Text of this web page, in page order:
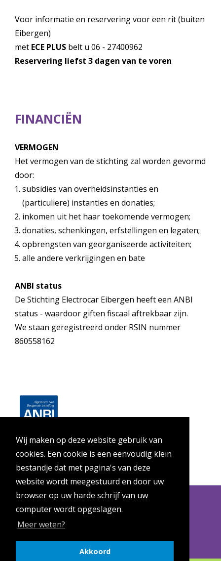
Wij maken op deze website gebruik van
cookies. Een cookie is een eenvoudig klein
bestandje dat met pagina's van deze
website wordt meegestuurd en door uw
browser op uw harde schrijf van uw
computer wordt opgeslagen.
Meer weten?
Akkoord
Voor informatie en reservering voor een rit (buiten
Eibergen)
met ECE PLUS belt u 06 - 27400962
Reservering liefst 3 dagen van te voren
FINANCIËN
VERMOGEN
Het vermogen van de stichting zal worden gevormd
door:
subsidies van overheidsinstanties en
(particuliere) instanties en donaties;
inkomen uit het haar toekomende vermogen;
donaties, schenkingen, erfstellingen en legaten;
opbrengsten van georganiseerde activiteiten;
alle andere verkrijgingen en bate
ANBI status
De Stichting Electrocar Eibergen heeft een ANBI
status - waardoor giften fiscaal aftrekbaar zijn.
We staan geregistreerd onder RSIN nummer
860558162
check1